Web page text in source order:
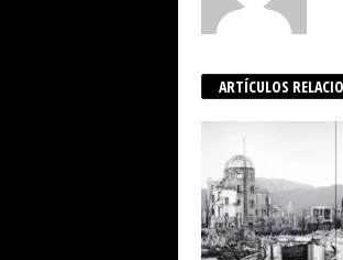
ARTÍCULOS